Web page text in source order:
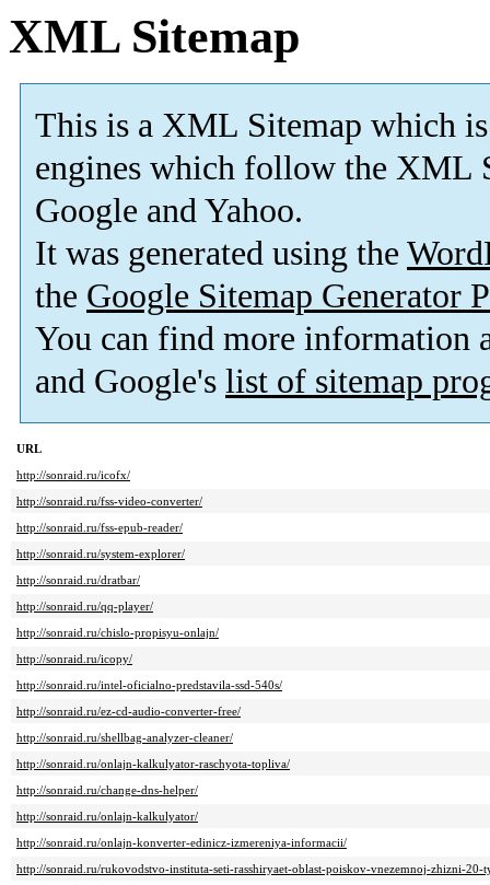
XML Sitemap
This is a XML Sitemap which is
engines which follow the XML
Google and Yahoo.
It was generated using the
the Google Sitemap Generator
You can find more information
and Google's list of sitemap
URL
http://sonraid.ru/icofx/
http://sonraid.ru/fss-video-converter/
http://sonraid.ru/fss-epub-reader/
http://sonraid.ru/system-explorer/
http://sonraid.ru/dratbar/
http://sonraid.ru/qq-player/
http://sonraid.ru/chislo-propisyu-onlajn/
http://sonraid.ru/icopy/
http://sonraid.ru/intel-oficialno-predstavila-ssd-540s/
http://sonraid.ru/ez-cd-audio-converter-free/
http://sonraid.ru/shellbag-analyzer-cleaner/
http://sonraid.ru/onlajn-kalkulyator-raschyota-topliva/
http://sonraid.ru/change-dns-helper/
http://sonraid.ru/onlajn-kalkulyator/
http://sonraid.ru/onlajn-konverter-edinicz-izmereniya-informacii/
http://sonraid.ru/rukovodstvo-instituta-seti-rasshiryaet-oblast-poiskov-vnezemnoj-zhizni-20-